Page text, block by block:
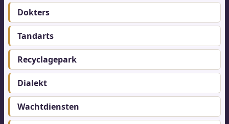
menu
Dokters
Tandarts
Recyclagepark
Dialekt
Wachtdiensten